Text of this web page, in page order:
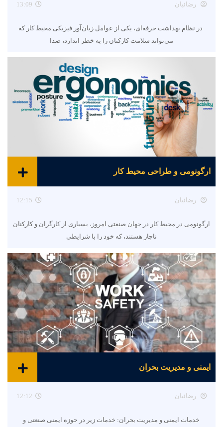
رضائیان 13:09
در نظام بهداشت حرفه‌ای، یکی از عوامل زیان‌آور فیزیکی محیط کار که
می‌تواند سلامت کارکنان را به خطر اندازد، صدا
ارگونومی و طراحی محیط کار
رضائیان 12:15
ارگونومی در محیط کار در جهان صنعتی امروز، بسیاری از کارگران و کارکنان
ناچار هستند، که خود را با شرایطی
ایمنی و مدیریت بحران
رضائیان 12:12
خدمات ایمنی و مدیریت بحران: خدمات زیر در حوزه ایمنی صنعتی و